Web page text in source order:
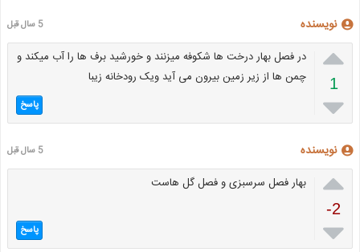
نویسنده 5 سال قبل

1

در فصل بهار درخت ها شکوفه میزنند و خورشید برف ها را آب میکند و
چمن ها از زیر زمین بیرون می آید ویک رودخانه زیبا
پاسخ
نویسنده 5 سال قبل

-2

بهار فصل سرسبزی و فصل گل هاست
پاسخ